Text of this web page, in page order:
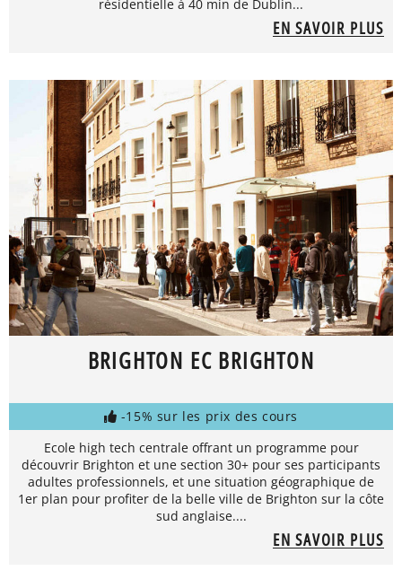
résidentielle à 40 min de Dublin...
EN SAVOIR PLUS
BRIGHTON EC BRIGHTON
-15% sur les prix des cours
Ecole high tech centrale offrant un programme pour
découvrir Brighton et une section 30+ pour ses participants
adultes professionnels, et une situation géographique de
1er plan pour profiter de la belle ville de Brighton sur la côte
sud anglaise....
EN SAVOIR PLUS